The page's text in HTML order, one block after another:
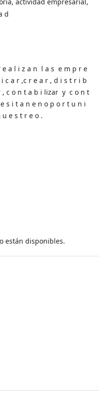
d
e a l i z a n l a s e m p r e
c a r ,c r e a r , d i s t r i b
, c o n t a b i lizar y c o n t
s i t a n e n o p o r t u n i
e s t r e o .
están disponibles.